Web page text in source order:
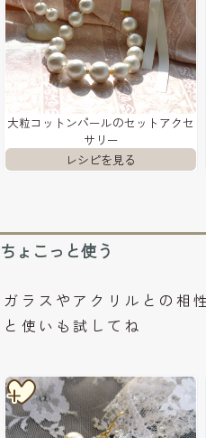
大粒コットンパールのセットアクセ
サリー
ちょこっと使う
ガラスやアクリルとの相
と使いも試してね